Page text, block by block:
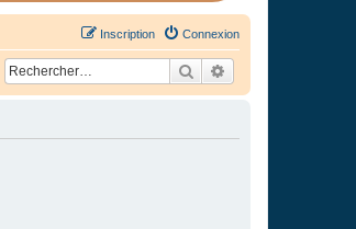
Connexion
Inscription
Rechercher